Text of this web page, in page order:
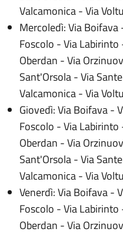
Valcamonica - Via
​Mercoledì: ​Via
Foscolo - Via
Oberdan - Via
Sant'Orsola - Via
Valcamonica - Via
​Giovedì: ​Via Boifava -
Foscolo - Via
Oberdan - Via
Sant'Orsola - Via
Valcamonica - Via
​Venerdì: ​Via Boifava -
Foscolo - Via
Oberdan - Via